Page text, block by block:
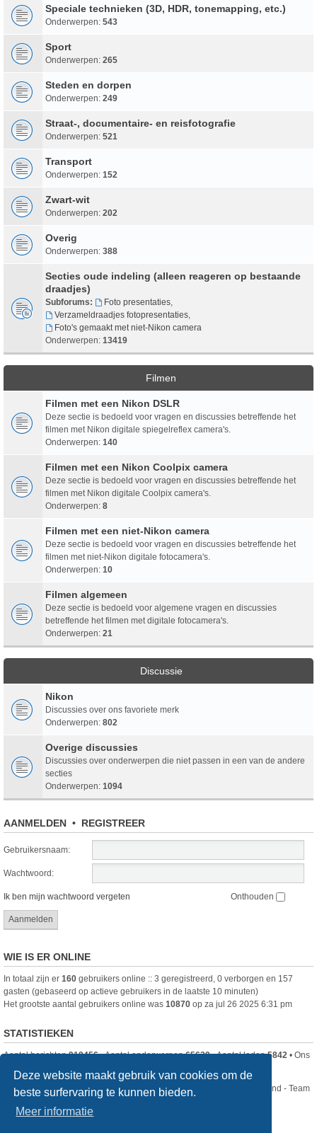
Deze website maakt gebruik van cookies om de
beste surfervaring te kunnen bieden.
Meer informatie
Speciale technieken (3D, HDR, tonemapping, etc.)
Onderwerpen: 543
Sport
Onderwerpen: 265
Steden en dorpen
Onderwerpen: 249
Straat-, documentaire- en reisfotografie
Onderwerpen: 521
Transport
Onderwerpen: 152
Zwart-wit
Onderwerpen: 202
Overig
Onderwerpen: 388
Secties oude indeling (alleen reageren op bestaande
draadjes)
Subforums: Foto presentaties,
Verzameldraadjes fotopresentaties,
Foto's gemaakt met niet-Nikon camera
Onderwerpen: 13419
Filmen
Filmen met een Nikon DSLR
Deze sectie is bedoeld voor vragen en discussies betreffende het
filmen met Nikon digitale spiegelreflex camera's.
Onderwerpen: 140
Filmen met een Nikon Coolpix camera
Deze sectie is bedoeld voor vragen en discussies betreffende het
filmen met Nikon digitale Coolpix camera's.
Onderwerpen: 8
Filmen met een niet-Nikon camera
Deze sectie is bedoeld voor vragen en discussies betreffende het
filmen met niet-Nikon digitale fotocamera's.
Onderwerpen: 10
Filmen algemeen
Deze sectie is bedoeld voor algemene vragen en discussies
betreffende het filmen met digitale fotocamera's.
Onderwerpen: 21
Discussie
Nikon
Discussies over ons favoriete merk
Onderwerpen: 802
Overige discussies
Discussies over onderwerpen die niet passen in een van de andere
secties
Onderwerpen: 1094
AANMELDEN • REGISTREER
Gebruikersnaam:
Wachtwoord:
Ik ben mijn wachtwoord vergeten Onthouden
WIE IS ER ONLINE
In totaal zijn er 160 gebruikers online :: 3 geregistreerd, 0 verborgen en 157
gasten (gebaseerd op actieve gebruikers in de laatste 10 minuten)
Het grootste aantal gebruikers online was 10870 op za jul 26 2025 6:31 pm
STATISTIEKEN
Aantal berichten918456• Aantal onderwerpen65629• Aantal leden5842 • Ons
Nikon Club Nederland - Team
Forum